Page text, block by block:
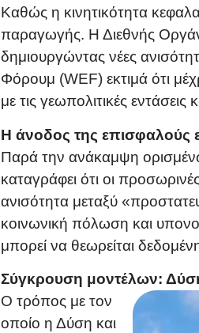
Καθώς η κινητικότητα
παραγωγής. Η Διεθνής
δημιουργώντας νέες
Φόρουμ (WEF) εκτιμά ότι
με τις γεωπολιτικές
Η άνοδος της επισφαλούς
Παρά την ανάκαμψη
καταγράφει ότι οι
ανισότητα μεταξύ
κοινωνική πόλωση και
μπορεί να θεωρείται
Σύγκρουση μοντέλων:
Ο τρόπος με τον
οποίο η Δύση και